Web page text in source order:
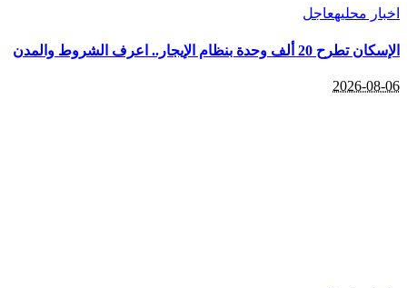
اخبار محليهعاجل
الإسكان تطرح 20 ألف وحدة بنظام الإيجار.. اعرف الشروط والمدن
2026-08-06